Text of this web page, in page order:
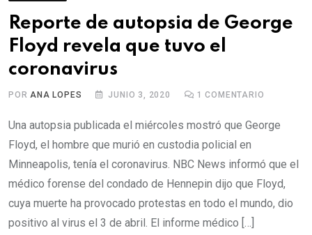
Reporte de autopsia de George
Floyd revela que tuvo el
coronavirus
PORANA LOPES JUNIO 3, 2020 1 COMENTARIO
Una autopsia publicada el miércoles mostró que George
Floyd, el hombre que murió en custodia policial en
Minneapolis, tenía el coronavirus. NBC News informó que el
médico forense del condado de Hennepin dijo que Floyd,
cuya muerte ha provocado protestas en todo el mundo, dio
positivo al virus el 3 de abril. El informe médico […]